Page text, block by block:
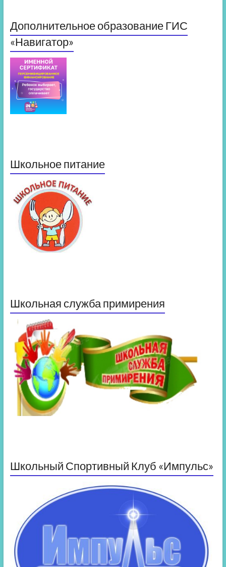
Дополнительное образование ГИС
«Навигатор»
Школьное питание
Школьная служба примирения
Школьный Спортивный Клуб «Импульс»